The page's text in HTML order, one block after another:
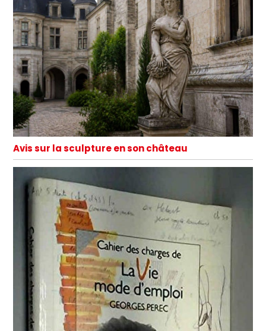
Avis sur la sculpture en son château